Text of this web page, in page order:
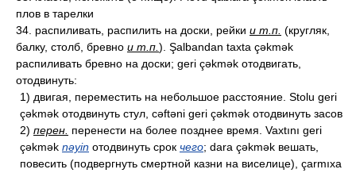
плов в тарелки
34. распиливать, распилить на доски, рейки и т.п. (кругляк,
балку, столб, бревно и т.п. ). Şalbandan taxta çəkmək
распиливать бревно на доски; geri çəkmək отодвигать,
отодвинуть:
1) двигая, переместить на небольшое расстояние. Stolu geri
çəkmək отодвинуть стул, cəftəni geri çəkmək отодвинуть засов
2) перен. перенести на более позднее время. Vaxtını geri
çəkmək nəyin отодвинуть срок чего; dara çəkmək вешать,
повесить (подвергнуть смертной казни на виселице), çarmıxa